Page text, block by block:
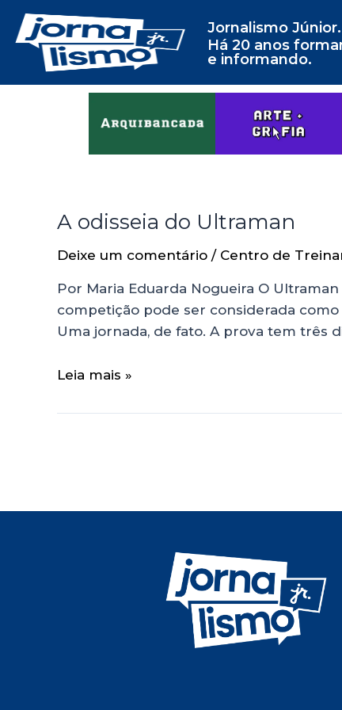
Jornalismo Júnior.
Há 20 anos
e informando.
A odisseia do Ultraman
Deixe um comentário / Centro de
Por Maria Eduarda Nogueira O
competição pode ser considerada
Uma jornada, de fato. A prova tem três
Leia mais »